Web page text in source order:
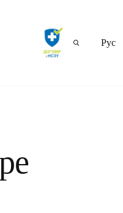
Рус